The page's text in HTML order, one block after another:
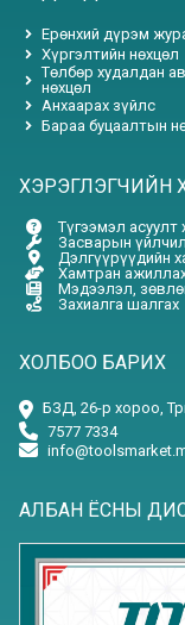
Ерөнхий дүрэм
Хүргэлтийн нөхцөл
Төлбөр худалдан
нөхцөл
Анхаарах зүйлс
Бараа буцаалтын
ХЭРЭГЛЭГЧИЙН
Түгээмэл асуулт
Засварын
Дэлгүүрүүдийн
Хамтран
Мэдээлэл,
Захиалга шалгах
ХОЛБОО БАРИХ
БЗД, 26-р хороо,
7577 7334
АЛБАН ЁСНЫ